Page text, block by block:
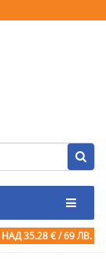
НАД 35.28 € / 69 ЛВ.